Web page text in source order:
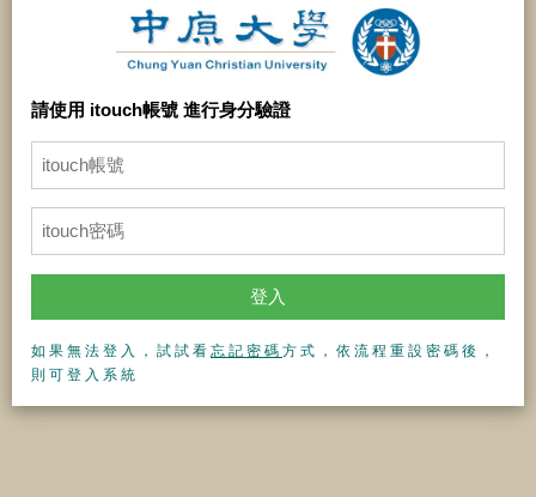
請使用 itouch帳號 進行身分驗證
登入
如果無法登入，試試看 忘記密碼 方式，依流程重設密碼後，
則可登入系統